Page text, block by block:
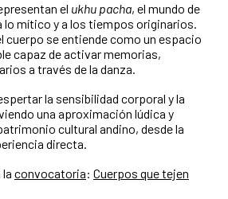
el ukhu pacha, el mundo de
lo mítico y a los tiempos originarios.
cuerpo se entiende como un espacio
capaz de activar memorias,
a través de la danza.
la sensibilidad corporal y la
una aproximación lúdica y
cultural andino, desde la
directa.
convocatoria: Cuerpos que tejen